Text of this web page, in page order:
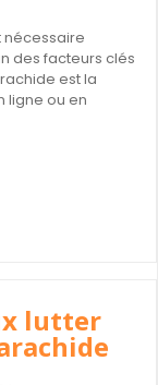
nécessaire
des facteurs clés
est la
ligne ou en
lutter